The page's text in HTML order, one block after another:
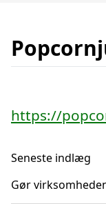
https://
Seneste indlæg
Gør